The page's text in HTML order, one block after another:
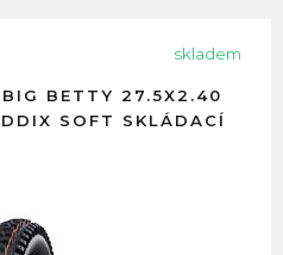
skladem
BIG BETTY 27.5X2.40
SOFT SKLÁDACÍ